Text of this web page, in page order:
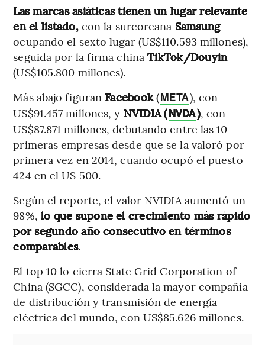
Las marcas asiáticas tienen un lugar relevante
en el listado,con la surcoreana Samsung
ocupando el sexto lugar (US$110.593 millones),
seguida por la firma china TikTok/Douyin
(US$105.800 millones).
Más abajo figuran Facebook(META), con
US$91.457 millones, y NVIDIA (NVDA), con
US$87.871 millones, debutando entre las 10
primeras empresas desde que se la valoró por
primera vez en 2014, cuando ocupó el puesto
424 en el US 500.
Según el reporte, el valor NVIDIA aumentó un
98%, lo que supone el crecimiento más rápido
por segundo año consecutivo en términos
comparables.
El top 10 lo cierra State Grid Corporation of
China (SGCC), considerada la mayor compañía
de distribución y transmisión de energía
eléctrica del mundo, con US$85.626 millones.